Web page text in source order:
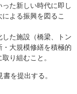
た新しい時代に即し
よる振興を図るこ
た施設（橋梁、トン
大規模修繕を積極的
り組むこと。
を提出する。